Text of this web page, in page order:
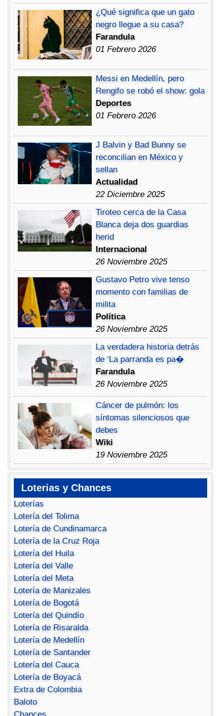
¿Qué significa que un gato
negro llegue a su casa?
Farandula
01 Febrero 2026
Messi en Medellín, pero
Rengifo se robó el show: gola
Deportes
01 Febrero 2026
J Balvin y Bad Bunny se
reconcilian en México y
sellan
Actualidad
22 Diciembre 2025
Tiroteo cerca de la Casa
Blanca deja dos guardias
herid
Internacional
26 Noviembre 2025
Gustavo Petro vive tenso
momento con familias de
milita
Política
26 Noviembre 2025
La verdadera historia detrás
de ‘La parranda es pa�
Farandula
26 Noviembre 2025
Cáncer de pulmón: los
síntomas silenciosos que
debes
Wiki
19 Noviembre 2025
Loterias y Chances
Loterías
Lotería del Tolima
Lotería de Cundinamarca
Lotería de la Cruz Roja
Lotería del Huila
Lotería del Valle
Lotería del Meta
Lotería de Manizales
Lotería de Bogotá
Lotería del Quindío
Lotería de Risaralda
Lotería de Medellín
Lotería de Santander
Lotería del Cauca
Lotería de Boyacá
Extra de Colombia
Baloto